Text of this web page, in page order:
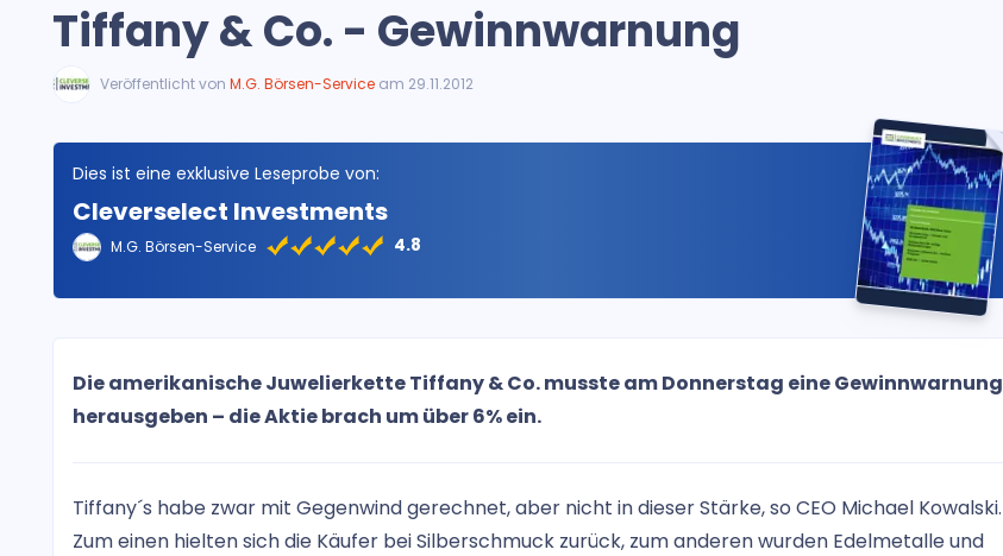
Tiffany & Co. - Gewinnwarnung
Veröffentlicht von M.G. Börsen-Service am 29.11.2012
Dies ist eine exklusive Leseprobe von:
Cleverselect Investments
M.G. Börsen-Service 4.8
Die amerikanische Juwelierkette Tiffany & Co. musste am Donnerstag eine Gewinnwarnung
herausgeben – die Aktie brach um über 6% ein.
Tiffany´s habe zwar mit Gegenwind gerechnet, aber nicht in dieser Stärke, so CEO Michael Kowalski.
Zum einen hielten sich die Käufer bei Silberschmuck zurück, zum anderen wurden Edelmetalle und